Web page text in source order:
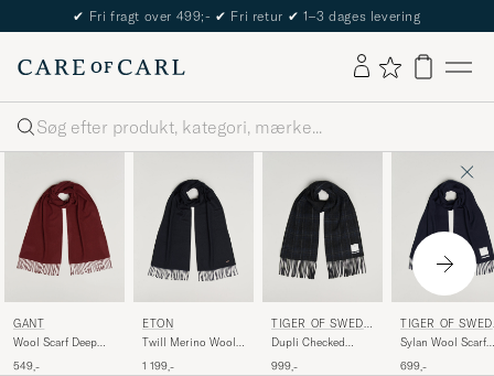
✔ Fri fragt over 499;- ✔ Fri retur ✔ 1–3 dages levering
Søg
GANT
Wool Scarf Deep
549,-
ETON
Twill Merino Wool
1 199,-
TIGER OF SWEDE
N
Dupli Checked
999,-
TIGER OF
N
Sylan Wool Scarf
699,-